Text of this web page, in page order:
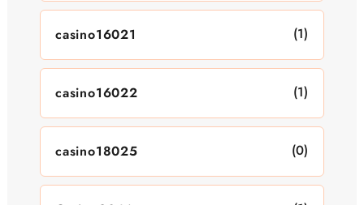
casino16021 (1)
casino16022 (1)
casino18025 (0)